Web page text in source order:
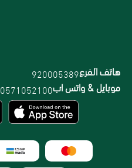
هاتف الفرع920005389
موبايل & واتس اب0571052100